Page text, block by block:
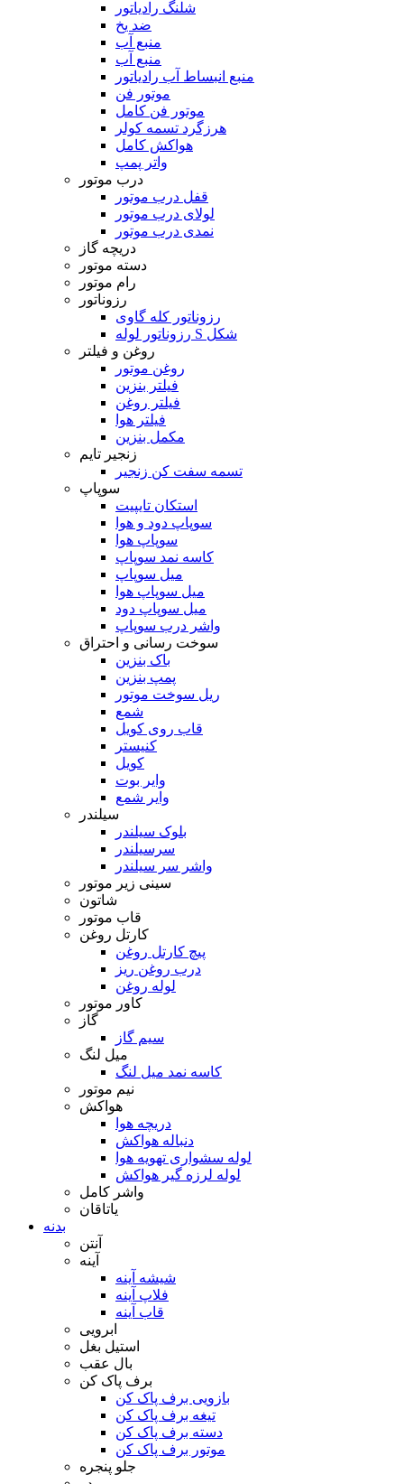
شلنگ رادیاتور
ضد یخ
منبع آب
منبع آب
منبع انبساط آب رادیاتور
موتور فن
موتور فن کامل
هرزگرد تسمه کولر
هواکش کامل
واتر پمپ
درب موتور
قفل درب موتور
لولای درب موتور
نمدی درب موتور
دریچه گاز
دسته موتور
رام موتور
رزوناتور
رزوناتور کله گاوی
رزوناتور لوله S شکل
روغن و فیلتر
روغن موتور
فیلتر بنزین
فیلتر روغن
فیلتر هوا
مکمل بنزین
زنجیر تایم
تسمه سفت کن زنجیر
سوپاپ
استکان تایپیت
سوپاپ دود و هوا
سوپاپ هوا
کاسه نمد سوپاپ
میل سوپاپ
میل سوپاپ هوا
میل سوپاپ دود
واشر درب سوپاپ
سوخت رسانی و احتراق
باک بنزین
پمپ بنزین
ریل سوخت موتور
شمع
قاب روی کویل
کنیستر
کویل
وایر بوت
وایر شمع
سیلندر
بلوک سیلندر
سرسیلندر
واشر سر سیلندر
سینی زیر موتور
شاتون
قاب موتور
کارتل روغن
پیچ کارتل روغن
درب روغن ریز
لوله روغن
کاور موتور
گاز
سیم گاز
میل لنگ
کاسه نمد میل لنگ
نیم موتور
هواکش
دریچه هوا
دنباله هواکش
لوله سشواری تهویه هوا
لوله لرزه گیر هواکش
واشر کامل
یاتاقان
بدنه
آنتن
آینه
شیشه آینه
فلاپ آینه
قاب آینه
ابرویی
استیل بغل
بال عقب
برف پاک کن
بازویی برف پاک کن
تیغه برف پاک کن
دسته برف پاک کن
موتور برف پاک کن
جلو پنجره